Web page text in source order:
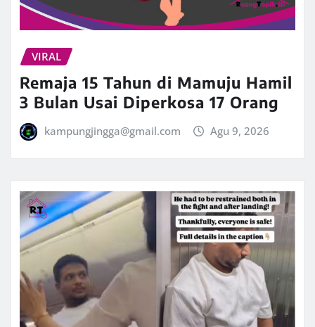
VIRAL
Remaja 15 Tahun di Mamuju Hamil
3 Bulan Usai Diperkosa 17 Orang
kampungjingga@gmail.com Agu 9, 2026